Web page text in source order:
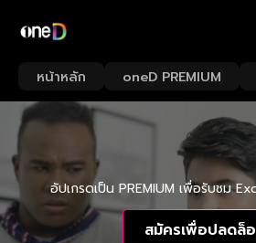
หน้าหลัก oneD PREMIUM
อัปเกรดเป็น PREMIUM เพื่อรับชม
สมัครเพื่อปลดล็